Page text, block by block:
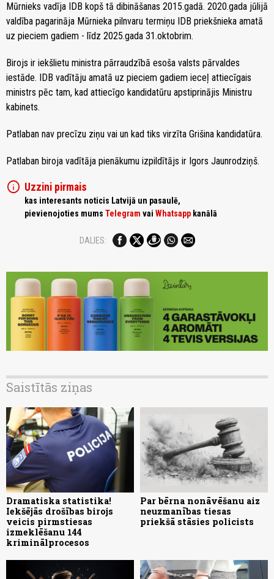
Mūrnieks vadīja IDB kopš tā dibināšanas 2015.gadā. 2020.gada jūlijā
valdība pagarināja Mūrnieka pilnvaru termiņu IDB priekšnieka amatā
uz pieciem gadiem - līdz 2025.gada 31.oktobrim.
Birojs ir iekšlietu ministra pārraudzībā esoša valsts pārvaldes
iestāde. IDB vadītāju amatā uz pieciem gadiem ieceļ attiecīgais
ministrs pēc tam, kad attiecīgo kandidatūru apstiprinājis Ministru
kabinets.
Patlaban nav precīzu ziņu vai un kad tiks virzīta Grišina kandidatūra.
Patlaban biroja vadītāja pienākumu izpildītājs ir Igors Jaunrodziņš.
info Uzzini pirmais
kas interesants noticis Latvijā un pasaulē,
pievienojoties mums Telegram vai Whatsapp kanālā
DALIES:
Saistītās ziņas
Dramatiska statistika!
Iekšējās drošības birojs
veicis pirmstiesas
izmeklēšanu 144
kriminālprocesos
Par bērna nonāvēšanu aiz
neuzmanības tiesas
priekšā stāsies policists